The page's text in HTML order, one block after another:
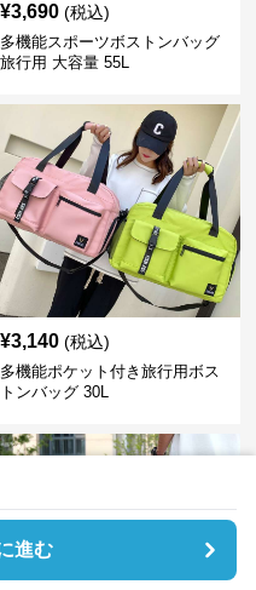
進む
¥3,690 (税込)
多機能スポーツボストンバッグ
旅行用 大容量 55L
¥3,140 (税込)
多機能ポケット付き旅行用ボス
トンバッグ 30L